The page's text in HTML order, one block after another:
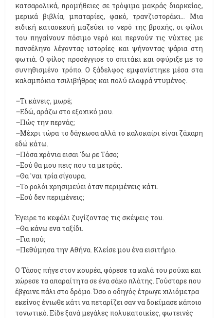
κατσαρολικά, προμήθειες σε τρόφιμα μακράς διαρκείας,
μερικά βιβλία, μπαταρίες, φακό, τρανζιστοράκι... Μια
ειδική κατασκευή μαζεύει το νερό της βροχής, οι φίλοι
του πηγαίνουν πόσιμο νερό και περνούν τις νύχτες με
πανσέληνο λέγοντας ιστορίες και ψήνοντας ψάρια στη
φωτιά. Ο φίλος προσέγγισε το σπιτάκι και σφύριξε με το
συνηθισμένο τρόπο. Ο ξάδελφος εμφανίστηκε μέσα στα
καλαμπόκια τσιλιβήθρας και πολύ ελαφρά ντυμένος.
–Τι κάνεις, μωρέ;
–Εδώ, αράζω στο εξοχικό μου.
–Πώς την περνάς;
–Μέχρι τώρα το δάγκωσα αλλά το καλοκαίρι είναι ζάχαρη
εδώ κάτω.
–Πόσα χρόνια εισαι 'δω ρε Τάσο;
–Εσύ θα μου πεις που τα μετράς.
–Θα 'ναι τρία σίγουρα.
–Το ρολόι χρησιμεύει όταν περιμένεις κάτι.
–Εσύ δεν περιμένεις;
Έγειρε το κεφάλι ζυγίζοντας τις σκέψεις του.
–Θα κάνω ενα ταξίδι.
–Για πού;
–Πεθύμησα την Αθήνα. Κλείσε μου ένα εισιτήριο.
Ο Τάσος πήγε στον κουρέα, φόρεσε τα καλά του ρούχα και
χώρεσε τα απαραίτητα σε ένα σάκο πλάτης. Γούσταρε που
έβγαινε πάλι στο δρόμο. Όσο ο οδηγός έτρωγε χιλιόμετρα
εκείνος ένιωθε κάτι να πεταρίζει σαν να δοκίμασε κάποιο
τονωτικό. Είδε ξανά μεγάλες πολυκατοικίες, φωτεινές